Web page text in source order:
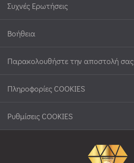
Συχνές Ερωτήσεις
Βοήθεια
Παρακολουθήστε την αποστολή σας
Πληροφορίες COOKIES
Ρυθμίσεις COOKIES